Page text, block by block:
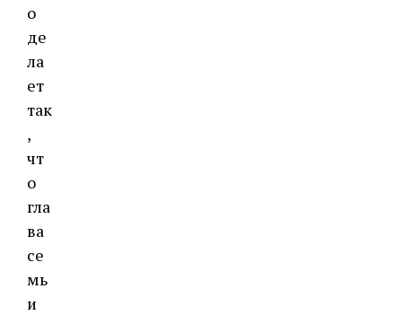
о
де
ла
ет
так
,
чт
о
гла
ва
се
мь
и